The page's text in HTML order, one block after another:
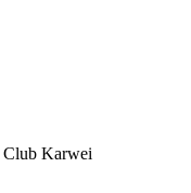
Club Karwei